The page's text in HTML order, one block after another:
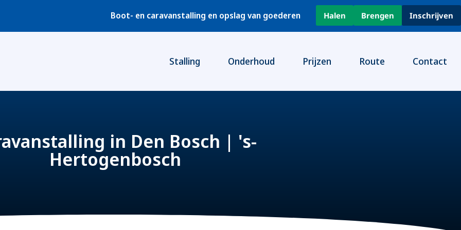
Inschrijven
Brengen
Halen
Boot- en caravanstalling en opslag van goederen
Stalling Onderhoud Prijzen Route Contact
in Den Bosch | 's-
Hertogenbosch